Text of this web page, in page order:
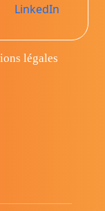
légales